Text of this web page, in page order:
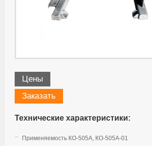
Цены
Заказать
Технические характеристики:
Применяемость КО-505А, КО-505А-01